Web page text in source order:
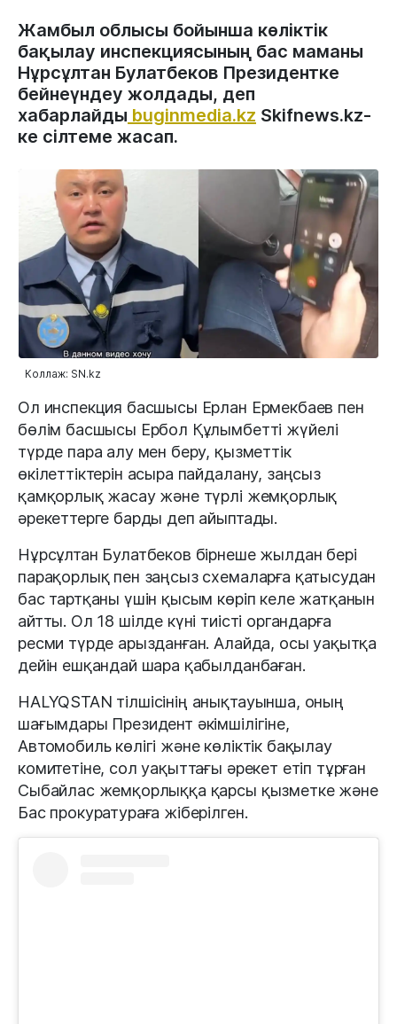
Жамбыл облысы бойынша көліктік
бақылау инспекциясының бас маманы
Нұрсұлтан Булатбеков Президентке
бейнеүндеу жолдады, деп
хабарлайды buginmedia.kz Skifnews.kz-
ке сілтеме жасап.
Коллаж: SN.kz
Ол инспекция басшысы Ерлан Ермекбаев пен
бөлім басшысы Ербол Құлымбетті жүйелі
түрде пара алу мен беру, қызметтік
өкілеттіктерін асыра пайдалану, заңсыз
қамқорлық жасау және түрлі жемқорлық
әрекеттерге барды деп айыптады.
Нұрсұлтан Булатбеков бірнеше жылдан бері
парақорлық пен заңсыз схемаларға қатысудан
бас тартқаны үшін қысым көріп келе жатқанын
айтты. Ол 18 шілде күні тиісті органдарға
ресми түрде арызданған. Алайда, осы уақытқа
дейін ешқандай шара қабылданбаған.
HALYQSTAN тілшісінің анықтауынша, оның
шағымдары Президент әкімшілігіне,
Автомобиль көлігі және көліктік бақылау
комитетіне, сол уақыттағы әрекет етіп тұрған
Сыбайлас жемқорлыққа қарсы қызметке және
Бас прокуратураға жіберілген.